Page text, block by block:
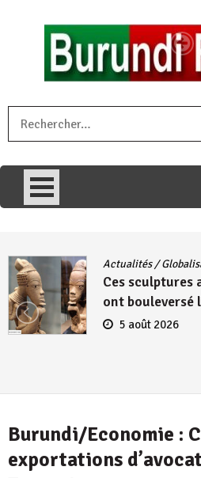
umariye umuryango wawe canke
uri ngaha ndagusigiye iki kibazo
Actualités/
Ces sculptures
ont bouleversé
5 août 2026
Burundi/Economie :
exportations